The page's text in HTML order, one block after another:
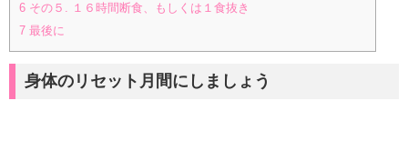
6 その５. １６時間断食、もしくは１食抜き
7 最後に
身体のリセット月間にしましょう